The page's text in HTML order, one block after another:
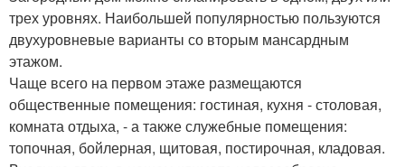
трех уровнях. Наибольшей популярностью пользуются
двухуровневые варианты со вторым мансардным
этажом.
Чаще всего на первом этаже размещаются
общественные помещения: гостиная, кухня - столовая,
комната отдыха, - а также служебные помещения:
топочная, бойлерная, щитовая, постирочная, кладовая.